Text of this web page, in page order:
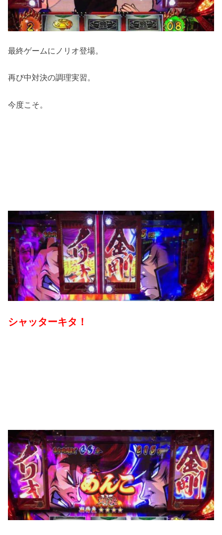
最終ゲームにノリオ登場。
再び中対決の調理実習。
今度こそ。
シャッターキタ！